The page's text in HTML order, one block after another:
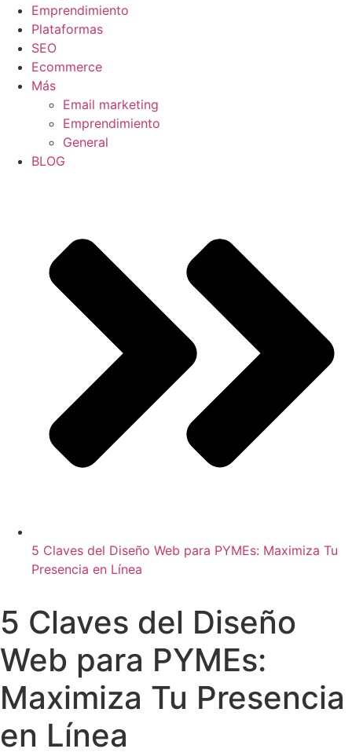
Emprendimiento
Plataformas
SEO
Ecommerce
Más
Email marketing
Emprendimiento
General
BLOG
5 Claves del Diseño Web para PYMEs: Maximiza Tu
Presencia en Línea
5 Claves del Diseño
Web para PYMEs:
Maximiza Tu Presencia
en Línea